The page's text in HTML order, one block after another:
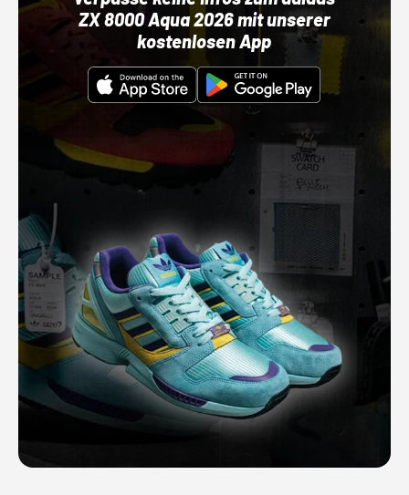
ZX 8000 Aqua 2026 mit unserer
kostenlosen App